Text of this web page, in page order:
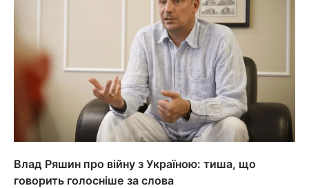
Влад Ряшин про війну з Україною: тиша, що
говорить голосніше за слова